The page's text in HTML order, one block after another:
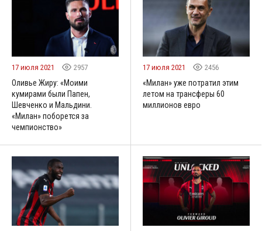
17 июля 2021 2957
Оливье Жиру: «Моими
кумирами были Папен,
Шевченко и Мальдини.
«Милан» поборется за
чемпионство»
17 июля 2021 2456
«Милан» уже потратил этим
летом на трансферы 60
миллионов евро